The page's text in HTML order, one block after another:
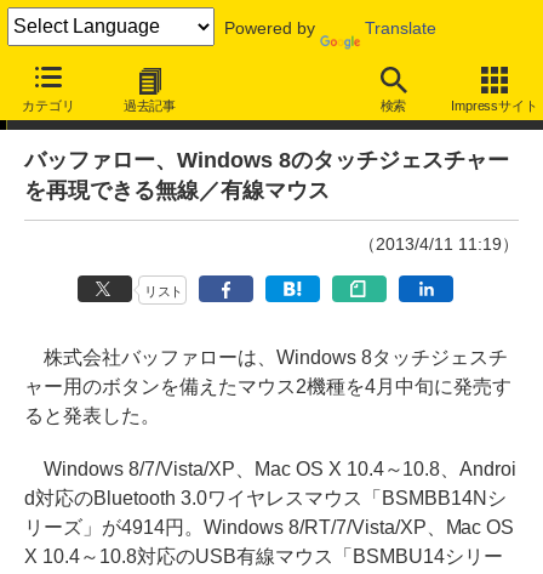
Powered by Translate
カテゴリ 過去記事 検索 Impressサイト
ニュース
バッファロー、Windows 8のタッチジェスチャー
を再現できる無線／有線マウス
（2013/4/11 11:19）
リスト
株式会社バッファローは、Windows 8タッチジェスチ
ャー用のボタンを備えたマウス2機種を4月中旬に発売す
ると発表した。
Windows 8/7/Vista/XP、Mac OS X 10.4～10.8、Androi
d対応のBluetooth 3.0ワイヤレスマウス「BSMBB14Nシ
リーズ」が4914円。Windows 8/RT/7/Vista/XP、Mac OS
X 10.4～10.8対応のUSB有線マウス「BSMBU14シリー